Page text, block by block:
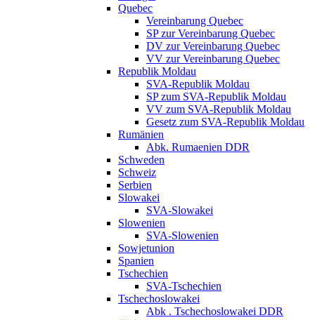
Quebec
Vereinbarung Quebec
SP zur Vereinbarung Quebec
DV zur Vereinbarung Quebec
VV zur Vereinbarung Quebec
Republik Moldau
SVA-Republik Moldau
SP zum SVA-Republik Moldau
VV zum SVA-Republik Moldau
Gesetz zum SVA-Republik Moldau
Rumänien
Abk. Rumaenien DDR
Schweden
Schweiz
Serbien
Slowakei
SVA-Slowakei
Slowenien
SVA-Slowenien
Sowjetunion
Spanien
Tschechien
SVA-Tschechien
Tschechoslowakei
Abk . Tschechoslowakei DDR